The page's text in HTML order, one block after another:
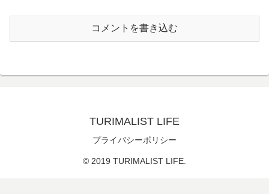
コメントを書き込む
TURIMALIST LIFE
プライバシーポリシー
© 2019 TURIMALIST LIFE.